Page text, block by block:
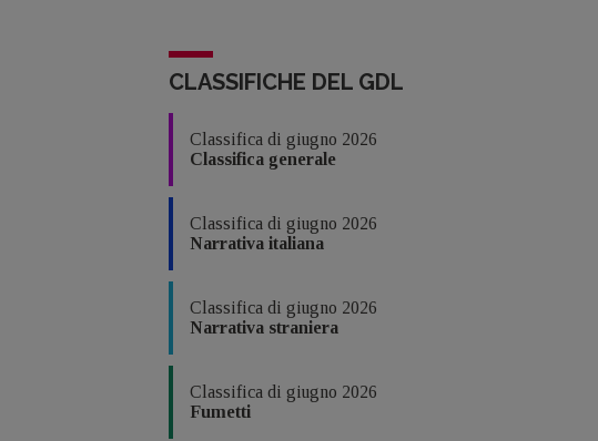
CLASSIFICHE DEL GDL
Classifica di giugno 2026
Classifica generale
Classifica di giugno 2026
Narrativa italiana
Classifica di giugno 2026
Narrativa straniera
Classifica di giugno 2026
Fumetti